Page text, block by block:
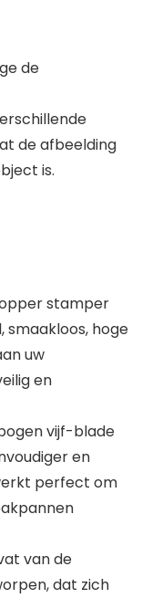
de
de afbeelding
is.
stamper
hoge
uw
en
vijf-blade
en
perfect om
van de
dat zich